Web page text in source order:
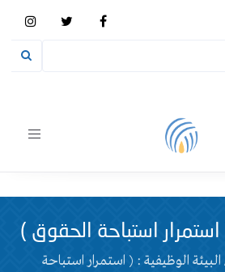
Toggle
استمرار استباحة الحقوق )
البيئة الوظيفية : ( استمرار استباحة